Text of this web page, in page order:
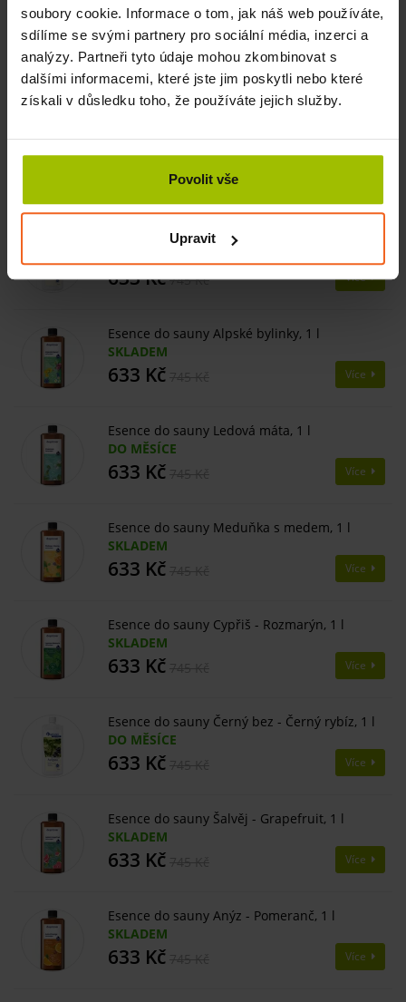
soubory cookie. Informace o tom, jak náš web používáte,
sdílíme se svými partnery pro sociální média, inzerci a
analýzy. Partneři tyto údaje mohou zkombinovat s
dalšími informacemi, které jste jim poskytli nebo které
získali v důsledku toho, že používáte jejich služby.
Povolit vše
Upravit
Esence do sauny Zázvor - Limetka, 1 l
SKLADEM
633 Kč 745 Kč Více
Esence do sauny Cukrový meloun, 1 l
SKLADEM
745 Kč
Esence do sauny Ovocný sen, 1 l
633 Kč 745 Kč Více
Esence do sauny Alpské bylinky, 1 l
SKLADEM
633 Kč Více
Esence do sauny Ledová máta, 1 l
DO MĚSÍCE
633 Kč Více
Esence do sauny Meduňka s medem, 1 l
SKLADEM
633 Kč Více
Esence do sauny Cypřiš - Rozmarýn, 1 l
SKLADEM
633 Kč Více
Esence do sauny Černý bez - Černý rybíz, 1 l
DO MĚSÍCE
633 Kč Více
Esence do sauny Šalvěj - Grapefruit, 1 l
SKLADEM
633 Kč Více
Esence do sauny Anýz - Pomeranč, 1 l
SKLADEM
633 Kč Více